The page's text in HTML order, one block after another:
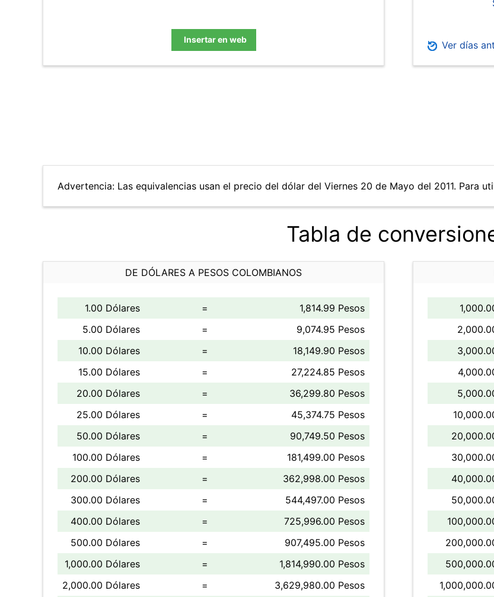
Insertar en web Ver días
Advertencia: Las equivalencias usan el precio del dólar del Viernes 20 de Mayo del 2011. Para
Tabla de
DE DÓLARES A PESOS COLOMBIANOS
1.00 Dólares =
1,814.99 Pesos
5.00 Dólares
=
9,074.95 Pesos
10.00 Dólares
=
18,149.90 Pesos
15.00 Dólares
=
27,224.85 Pesos
20.00 Dólares
=
36,299.80 Pesos
25.00 Dólares
=
45,374.75 Pesos
50.00 Dólares
=
90,749.50 Pesos
100.00 Dólares
=
181,499.00 Pesos
200.00 Dólares
=
362,998.00 Pesos
300.00 Dólares
=
544,497.00 Pesos
400.00 Dólares
=
725,996.00 Pesos
500.00 Dólares
=
907,495.00 Pesos
1,000.00 Dólares
=
1,814,990.00 Pesos
2,000.00 Dólares
= 3,629,980.00 Pesos